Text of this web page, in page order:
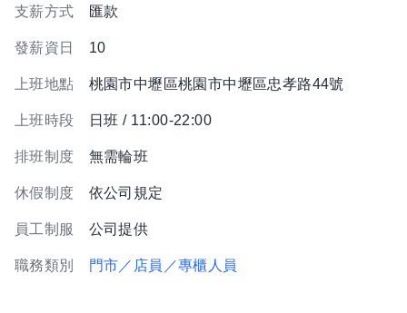
支薪方式 匯款
發薪資日 10
上班地點 桃園市中壢區桃園市中壢區忠孝路44號
上班時段 日班 / 11:00-22:00
排班制度 無需輪班
休假制度 依公司規定
員工制服 公司提供
職務類別 門市／店員／專櫃人員